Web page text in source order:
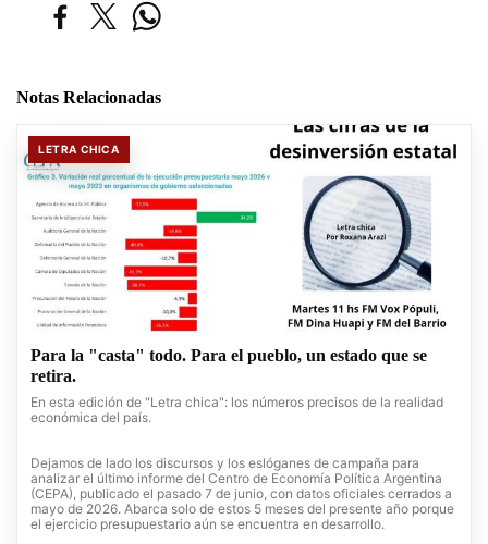
Notas Relacionadas
LETRA CHICA
Para la "casta" todo. Para el pueblo, un estado que se
retira.
En esta edición de "Letra chica": los números precisos de la realidad
económica del país.
Dejamos de lado los discursos y los eslóganes de campaña para
analizar el último informe del Centro de Economía Política Argentina
(CEPA), publicado el pasado 7 de junio, con datos oficiales cerrados a
mayo de 2026. Abarca solo de estos 5 meses del presente año porque
el ejercicio presupuestario aún se encuentra en desarrollo.